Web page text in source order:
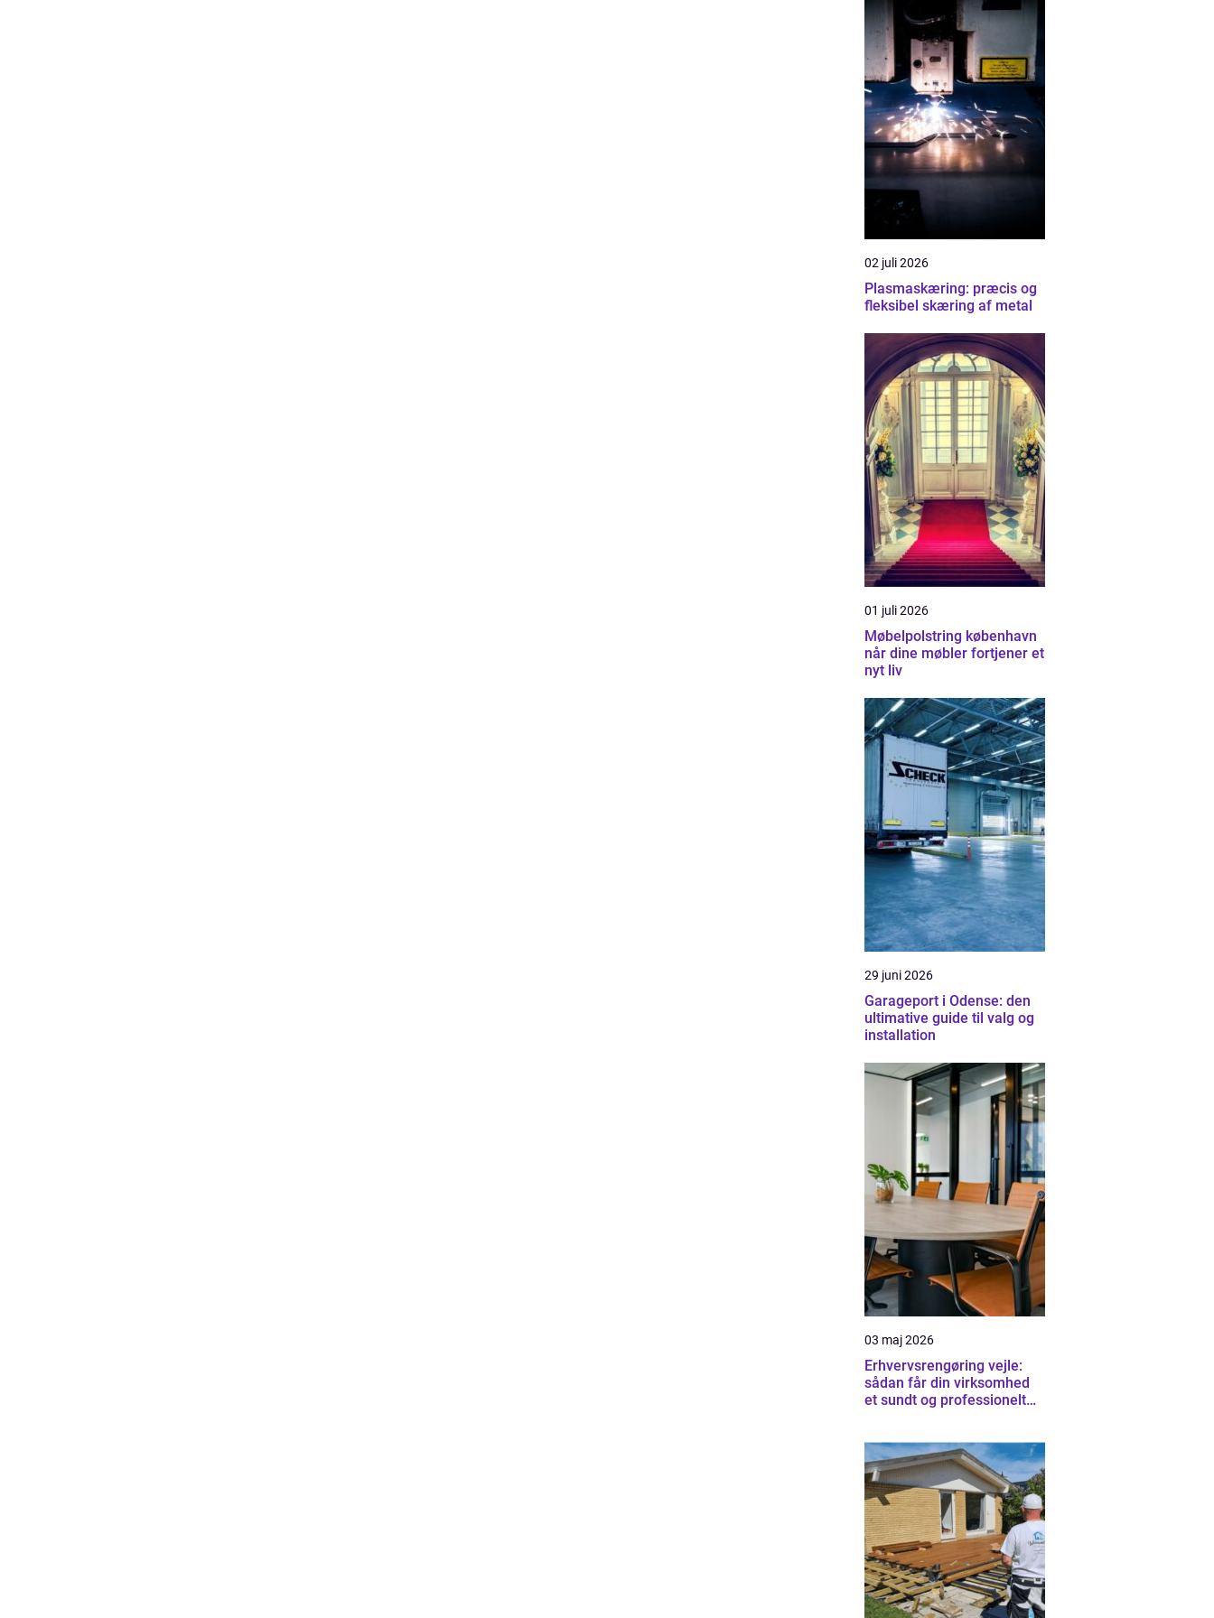
02 juli 2026
Plasmaskæring: præcis og
fleksibel skæring af metal
01 juli 2026
Møbelpolstring københavn
når dine møbler fortjener et
nyt liv
29 juni 2026
Garageport i Odense: den
ultimative guide til valg og
installation
03 maj 2026
Erhvervsrengøring vejle:
sådan får din virksomhed
et sundt og professionelt